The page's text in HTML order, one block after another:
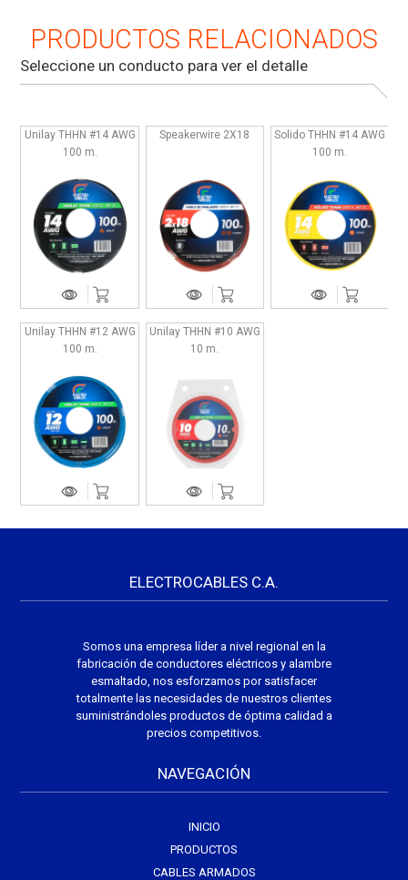
PRODUCTOS RELACIONADOS
Seleccione un conducto para ver el detalle
Unilay THHN #14 AWG
100 m.
Speakerwire 2X18
Solido THHN #14 AWG
100 m.
Unilay THHN #12 AWG
100 m.
Unilay THHN #10 AWG
10 m.
ELECTROCABLES C.A.
Somos una empresa líder a nivel regional en la
fabricación de conductores eléctricos y alambre
esmaltado, nos esforzamos por satisfacer
totalmente las necesidades de nuestros clientes
suministrándoles productos de óptima calidad a
precios competitivos.
NAVEGACIÓN
INICIO
PRODUCTOS
CABLES ARMADOS